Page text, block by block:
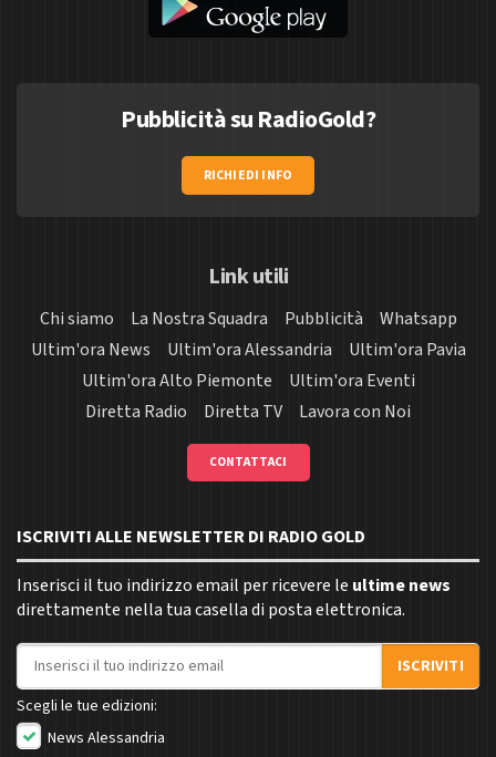
Pubblicità su RadioGold?
RICHIEDI INFO
Link utili
Chi siamo La Nostra Squadra Pubblicità
Whatsapp
Ultim'ora News
Ultim'ora Alessandria
Ultim'ora Pavia
Ultim'ora Alto Piemonte
Ultim'ora Eventi
Diretta Radio
Diretta TV Lavora con Noi
CONTATTACI
ISCRIVITI ALLE NEWSLETTER DI RADIO GOLD
Inserisci il tuo indirizzo email per ricevere le ultime news
direttamente nella tua casella di posta elettronica.
Indirizzo email
ISCRIVITI
Scegli le tue edizioni:
News Alessandria